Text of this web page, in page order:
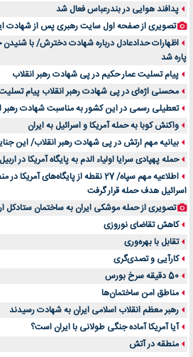
پدافند هوایی در بندرعباس فعال شد
تصویری از صفحه اول سایت رهبری پس از شهادت
اظهارات حدادعادل درباره شهادت دخترش/ با شنیدن
پاره شد
پیام تسلیت عمار حکیم در پی شهادت رهبر انقلاب
محسنی اژه‌ای در پی شهادت رهبر انقلاب پیام
تعطیلی رسمی در این کشور به مناسبت شهادت رهبر
واکنش کوبا به حمله آمریکا و اسرائیل به ایران
بیانیه مهم ارتش در پی شهادت رهبر انقلاب/ این
حمله پهپادی سرایا اولیاء الدم به پایگاه آمریکا در اربیل
اطلاعیه مهم سپاه/ 27 نقطه از
اسرائیل هدف حمله قرار گرفت
تصویری از حمله موشکی ایران به ساختمان
کاهش تقاضای نوروزی
تقابل با بهره‌وری
کارآیی و تصدی‌گری
50 دقیقه سرخ بورس
مناطق امن ساختمان‌ها
رهبر معظم انقلاب اسلامی ایران به شهادت رسیدند
آیا آمریکا آماده جنگی طولانی با ایران است؟
منطقه در آتش